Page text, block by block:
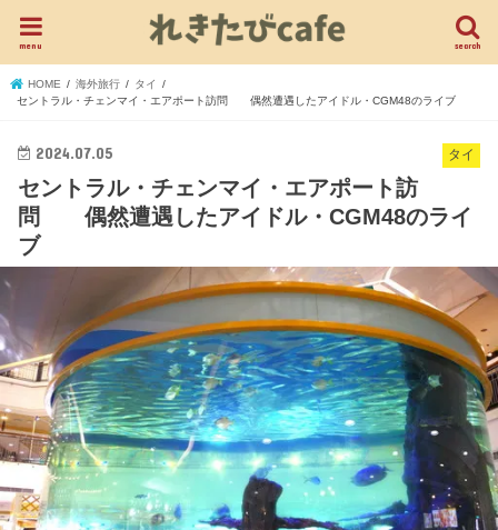
search
menu
HOME 海外旅行
タイ
セントラル・チェンマイ・エアポート訪問 偶然遭遇したアイドル・CGM48のライブ
タイ
2024.07.05
セントラル・チェンマイ・エアポート訪
問 偶然遭遇したアイドル・CGM48のライ
ブ